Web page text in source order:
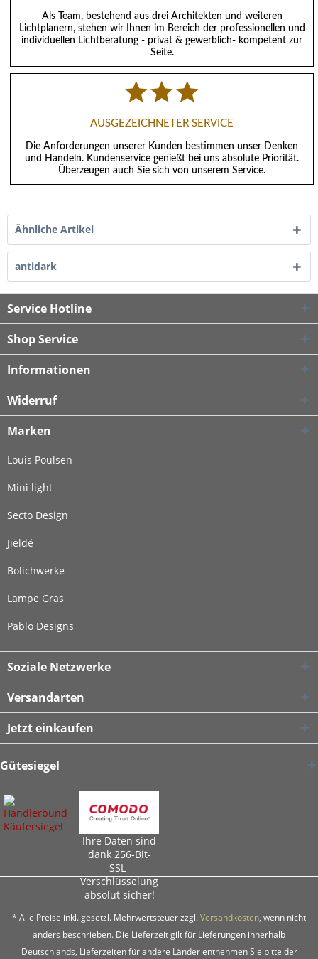
Als Team, bestehend aus drei Architekten und weiteren
Lichtplanern, stehen wir Ihnen im Bereich der professionellen und
individuellen Lichtberatung - privat & gewerblich- kompetent zur
Seite.
AUSGEZEICHNETER SERVICE
Die Anforderungen unserer Kunden bestimmen unser Denken
und Handeln. Kundenservice genießt bei uns absolute Priorität.
Überzeugen auch Sie sich von unserem Service.
Ähnliche Artikel
antidark
Service Hotline
Shop Service
Informationen
Widerruf
Marken
Louis Poulsen
Mini light
Secto Design
Jieldé
Bolichwerke
Lampe Gras
Pablo Designs
Soziale Netzwerke
Versandarten
Jetzt einkaufen
Gütesiegel
Ihre Daten sind
dank 256-Bit-
SSL-
Verschlüsselung
absolut sicher!
* Alle Preise inkl. gesetzl. Mehrwertsteuer zzgl.Versandkosten, wenn nicht
anders beschrieben. Die Lieferzeit gilt für Lieferungen innerhalb
Deutschlands, Lieferzeiten für andere Länder entnehmen Sie bitte der